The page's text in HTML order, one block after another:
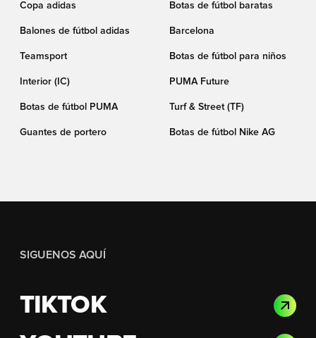
Copa adidas Botas de fútbol baratas
Balones de fútbol adidas Barcelona
Teamsport Botas de fútbol para niños
Interior (IC) PUMA Future
Botas de fútbol PUMA Turf & Street (TF)
Guantes de portero Botas de fútbol Nike AG
SIGUENOS AQUÍ
TIKTOK